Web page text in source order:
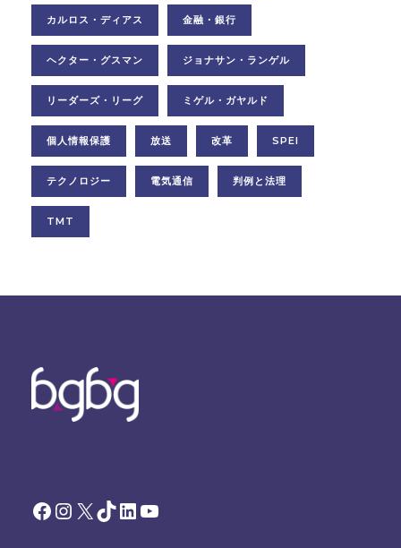
カルロス・ディアス 金融・銀行
ヘクター・グスマン ジョナサン・ランゲル
リーダーズ・リーグ ミゲル・ガヤルド
個人情報保護 放送 改革 SPEI
テクノロジー 電気通信 判例と法理
TMT
Facebook Instagram X TikTok LinkedIn YouTube